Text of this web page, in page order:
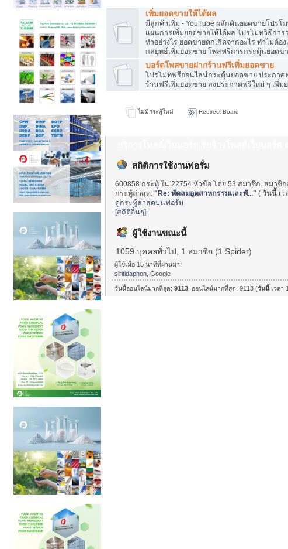
เพิ่มยอดขายให้ได้ผล
มีลูกค้าเพิ่ม - YouTube ผลักดันยอดขายโปร
แผนการเพิ่มยอดขายให้ได้ผล โปรโมทวิธีกา
ทำอย่างไร ยอดขายตกเกิดจากอะไร ทำไมต้
กลยุทธ์เพิ่มยอดขาย โพสฟรีการกระตุ้นยอดข
บอร์ดโพสขายฝากร้านฟรีเพิ่มยอดขาย
โปรโมทฟรีออนไลน์กระตุ้นยอดขาย ประกาศ
ร้านฟรีเพิ่มยอดขาย ลงประกาศฟรีใหม่ ๆ เพิ่ม
ไม่มีกระทู้ใหม่ Redirect Board
สถิติการใช้งานฟอรั่ม
600858 กระทู้ ใน 22754 หัวข้อ โดย 53 สมาชิก. สมาชิ
กระทู้ล่าสุด:"Re: พัดลมอุตสาหกรรมและพั..." (วันนี้ เ
ดูกระทู้ล่าสุดบนฟอรั่ม
[สถิติอื่นๆ]
ผู้ใช้งานขณะนี้
1059 บุคคลทั่วไป, 1 สมาชิก (1 Spider)
ผู้ใช้เมื่อ 15 นาทีที่ผ่านมา:
siritidaphon , Google
วันนี้ออนไลน์มากที่สุด:9113 . ออนไลน์มากที่สุด: 9113 (วันนี้เวลา